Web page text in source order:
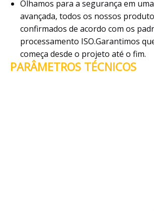
Olhamos para a segurança em
avançada, todos os nossos
confirmados de acordo com os
processamento ISO.Garantimos
começa desde o projeto até o fim.
PARÂMETROS TÉCNICOS